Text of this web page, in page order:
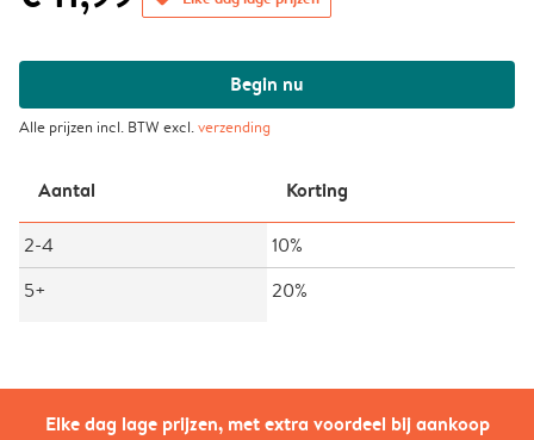
Elke dag lage prijzen, met extra voordeel bij aankoop
Begin nu
Alle prijzen incl. BTW excl.verzending
Aantal Korting
2-4
10%
5+
20%